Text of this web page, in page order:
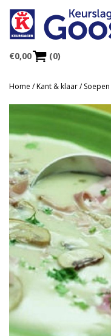
€0,00 (0)
Home /Kant & klaar/Soepen